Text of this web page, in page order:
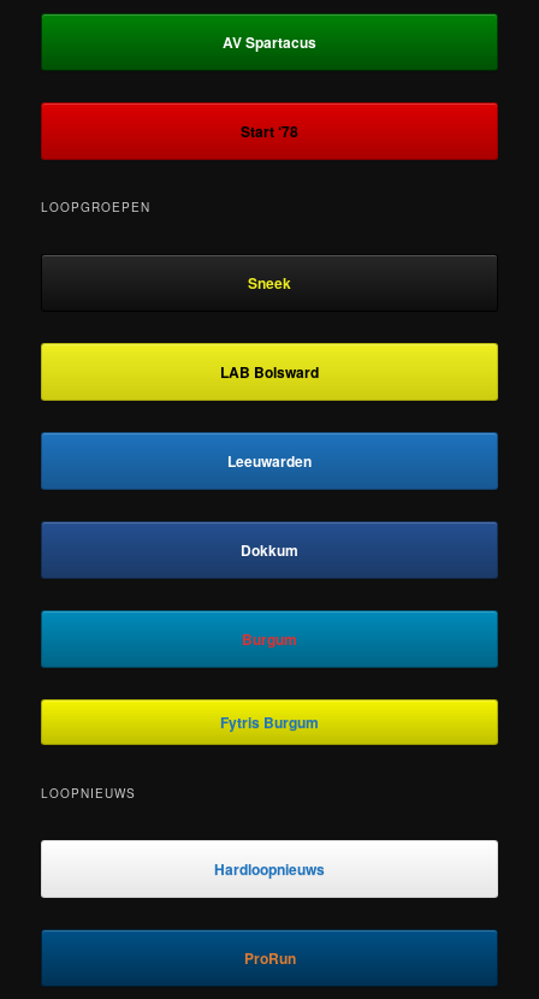
AV Spartacus
Start ‘78
LOOPGROEPEN
Sneek
LAB Bolsward
Leeuwarden
Dokkum
Burgum
Fytris Burgum
LOOPNIEUWS
Hardloopnieuws
ProRun